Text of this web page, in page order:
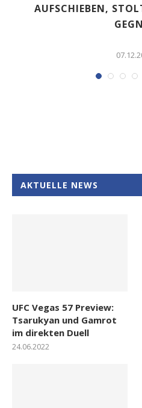
AUFSCHIEBEN,
AKTUELLE NEWS
UFC Vegas 57 Preview:
Tsarukyan und Gamrot
im direkten Duell
24.06.2022